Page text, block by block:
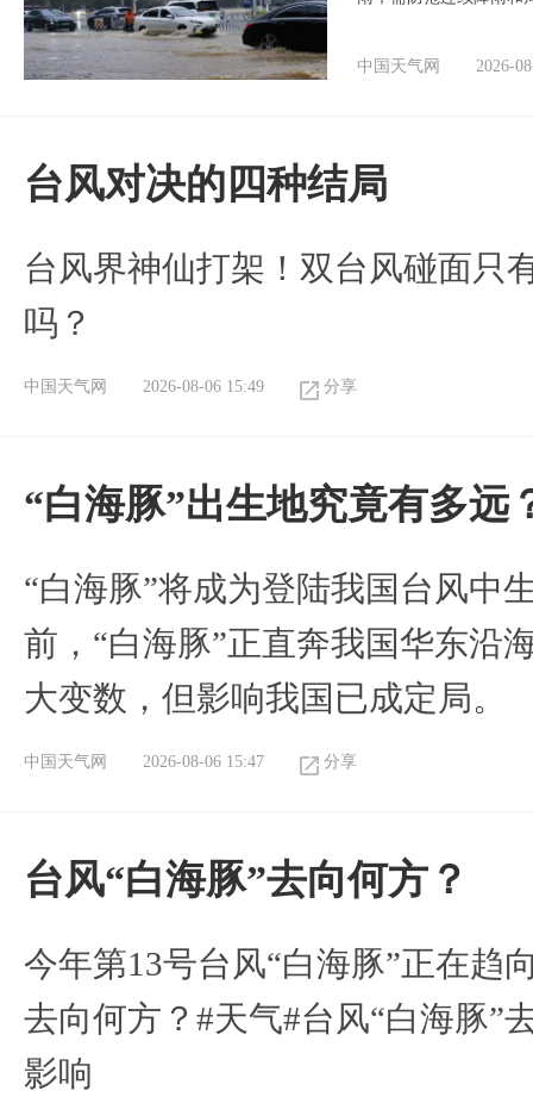
中国天气网 2026-
台风对决的四种结局
台风界神仙打架！双台风碰面只
吗？
中国天气网 2026-08-06 15:49 分享
“白海豚”出生地究竟有多远
“白海豚”将成为登陆我国台风中
前，“白海豚”正直奔我国华东沿
大变数，但影响我国已成定局。
中国天气网 2026-08-06 15:47 分享
台风“白海豚”去向何方？
今年第13号台风“白海豚”正在趋
去向何方？#天气#台风“白海豚”
影响